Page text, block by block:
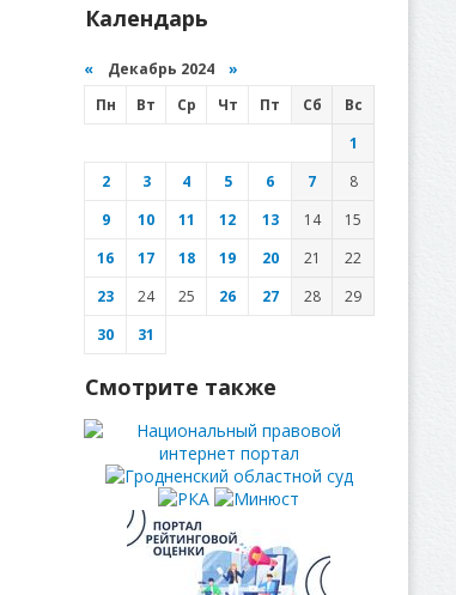
Календарь
« Декабрь 2024 »
Пн
Вт Ср Чт Пт Сб
Вс
1
2
3 4 5 6 7
8
9
10 11 12 13 14
15
16
17 18 19 20 21
22
23
24 25 26 27 28
29
30
31
Смотрите также